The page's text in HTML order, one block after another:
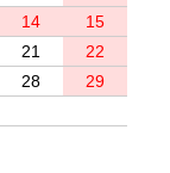
14
15
21
22
28
29